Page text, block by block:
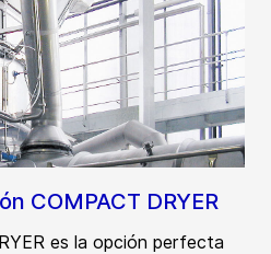
COMPACT DRYER
es la opción perfecta